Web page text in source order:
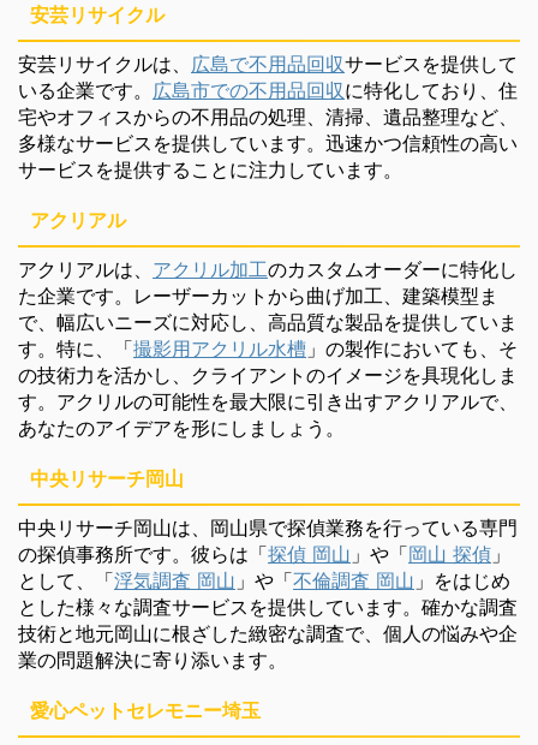
安芸リサイクル
安芸リサイクルは、 広島で不用品回収サービスを提供して
いる企業です。 広島市での不用品回収に特化しており、住
宅やオフィスからの不用品の処理、清掃、遺品整理など、
多様なサービスを提供しています。迅速かつ信頼性の高い
サービスを提供することに注力しています。
アクリアル
アクリアルは、 アクリル加工のカスタムオーダーに特化し
た企業です。レーザーカットから曲げ加工、建築模型ま
で、幅広いニーズに対応し、高品質な製品を提供していま
す。特に、「撮影用アクリル水槽 」の製作においても、そ
の技術力を活かし、クライアントのイメージを具現化しま
す。アクリルの可能性を最大限に引き出すアクリアルで、
あなたのアイデアを形にしましょう。
中央リサーチ岡山
中央リサーチ岡山は、岡山県で探偵業務を行っている専門
の探偵事務所です。彼らは「探偵 岡山 」や「岡山 探偵 」
として、「浮気調査 岡山 」や「不倫調査 岡山 」をはじめ
とした様々な調査サービスを提供しています。確かな調査
技術と地元岡山に根ざした緻密な調査で、個人の悩みや企
業の問題解決に寄り添います。
愛心ペットセレモニー埼玉